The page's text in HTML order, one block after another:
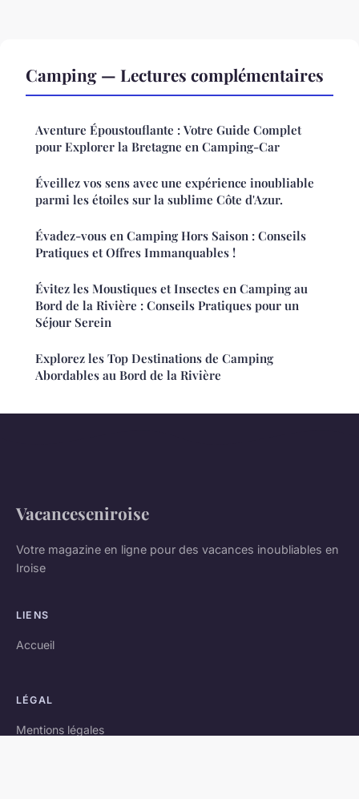
Camping — Lectures complémentaires
Aventure Époustouflante : Votre Guide Complet
pour Explorer la Bretagne en Camping-Car
Éveillez vos sens avec une expérience inoubliable
parmi les étoiles sur la sublime Côte d'Azur.
Évadez-vous en Camping Hors Saison : Conseils
Pratiques et Offres Immanquables !
Évitez les Moustiques et Insectes en Camping au
Bord de la Rivière : Conseils Pratiques pour un
Séjour Serein
Explorez les Top Destinations de Camping
Abordables au Bord de la Rivière
Vacanceseniroise
Votre magazine en ligne pour des vacances inoubliables en
Iroise
LIENS
Accueil
LÉGAL
Mentions légales